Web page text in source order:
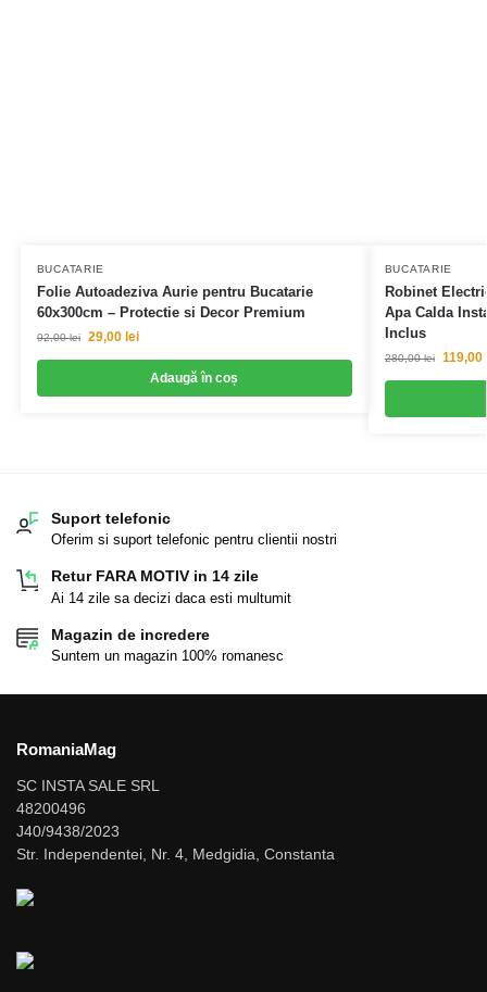
BUCATARIE
Folie Autoadeziva Aurie pentru Bucatarie
60x300cm – Protectie si Decor Premium
92,00lei 29,00 lei
Adaugă în coș
BUCATARIE
Robinet
Apa Calda
Inclus
280,00lei 119,00
Suport telefonic
Oferim si suport telefonic pentru clientii nostri
Retur FARA MOTIV in 14 zile
Ai 14 zile sa decizi daca esti multumit
Magazin de incredere
Suntem un magazin 100% romanesc
RomaniaMag
SC INSTA SALE SRL
48200496
J40/9438/2023
Str. Independentei, Nr. 4, Medgidia, Constanta